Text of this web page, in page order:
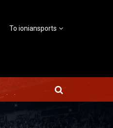
Το ioniansports